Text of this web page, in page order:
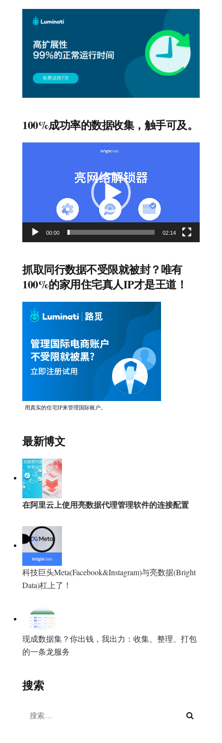
100%成功率的数据收集，触手可及。
00:00 02:14
抓取同行数据不受限就被封？唯有
100%的家用住宅真人IP才是王道！
用真实的住宅IP来管理国际账户。
最新博文
在阿里云上使用亮数据代理管理软件的连接配置
科技巨头Meta(Facebook&Instagram)与亮数据(Bright
Data)杠上了！
现成数据集？你出钱，我出力：收集、整理、打包
的一条龙服务
搜索